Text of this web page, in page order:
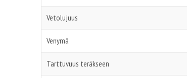
Vetolujuus
Venymä
Tarttuvuus teräkseen